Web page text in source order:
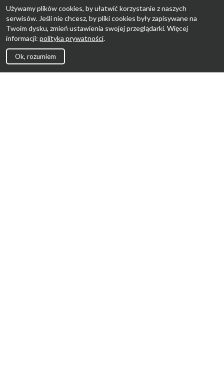
Używamy plików cookies, by ułatwić korzystanie z naszych
serwisów. Jeśli nie chcesz, by pliki cookies były zapisywane na
Twoim dysku, zmień ustawienia swojej przeglądarki. Więcej
informacji: polityka prywatności.
Ok, rozumiem